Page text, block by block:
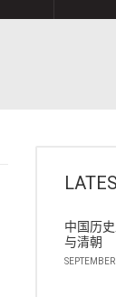
中国历
与清朝